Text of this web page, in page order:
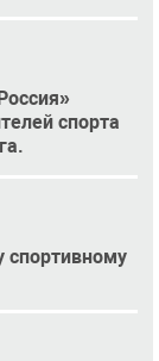
спорта
спортивному